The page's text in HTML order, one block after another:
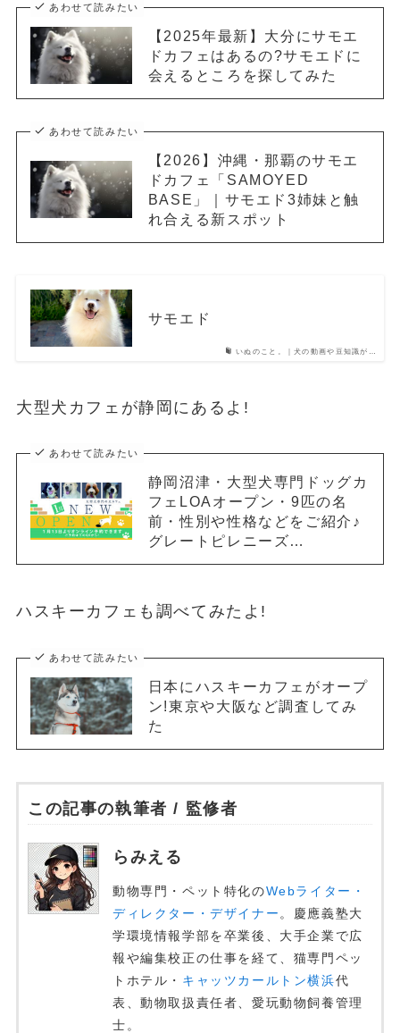
あわせて読みたい
【2025年最新】大分にサモエ
ドカフェはあるの?サモエドに
会えるところを探してみた
あわせて読みたい
【2026】沖縄・那覇のサモエ
ドカフェ「SAMOYED
BASE」｜サモエド3姉妹と触
れ合える新スポット
いぬのこと。｜犬の動画や豆知識が…
サモエド
大型犬カフェが静岡にあるよ!
あわせて読みたい
静岡沼津・大型犬専門ドッグカ
フェLOAオープン・9匹の名
前・性別や性格などをご紹介♪
グレートピレニーズ…
ハスキーカフェも調べてみたよ!
あわせて読みたい
日本にハスキーカフェがオープ
ン!東京や大阪など調査してみ
た
この記事の執筆者 / 監修者
らみえる
動物専門・ペット特化のWebライター・
ディレクター・デザイナー 。慶應義塾大
学環境情報学部を卒業後、大手企業で広
報や編集校正の仕事を経て、猫専門ペッ
トホテル・ キャッツカールトン横浜代
表、動物取扱責任者、愛玩動物飼養管理
士。